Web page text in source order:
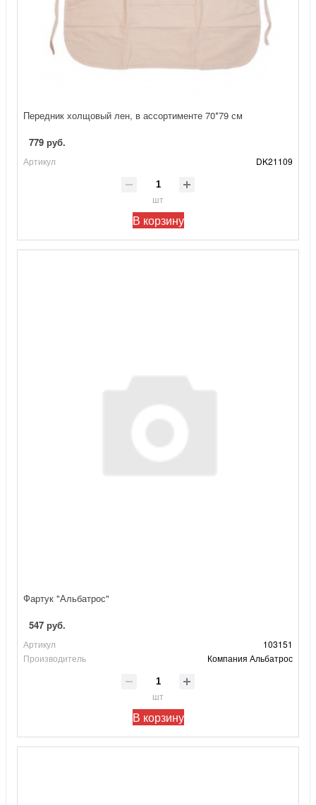
Передник холщовый лен, в ассортименте 70*79 см
779 руб.
Артикул DK21109
шт
В корзину
Фартук "Альбатрос"
547 руб.
Артикул
103151
Производитель
Компания Альбатрос
шт
В корзину